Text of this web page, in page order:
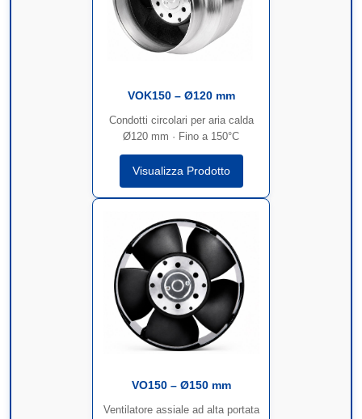
VOK150 – Ø120 mm
Condotti circolari per aria calda
Ø120 mm · Fino a 150°C
Visualizza Prodotto
VO150 – Ø150 mm
Ventilatore assiale ad alta portata